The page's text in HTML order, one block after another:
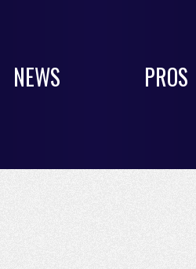
NEWS PROS